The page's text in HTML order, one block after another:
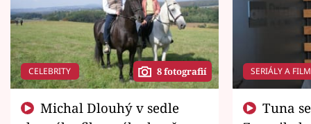
CELEBRITY 8 fotografií SERIÁLY A